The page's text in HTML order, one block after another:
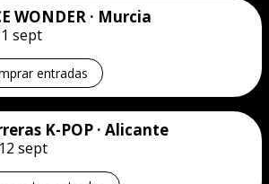
WONDER · Murcia
sept
entradas
K-POP · Alicante
sept